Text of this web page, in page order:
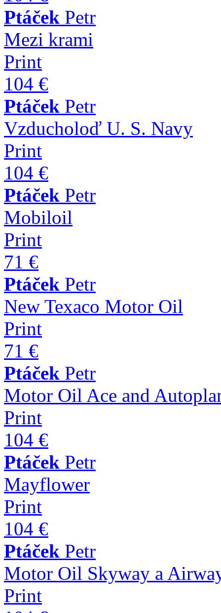
Ptáček Petr
Mezi krami
Print
104 €
Ptáček Petr
Vzducholoď U. S. Navy
Print
104 €
Ptáček Petr
Mobiloil
Print
71 €
Ptáček Petr
New Texaco Motor Oil
Print
71 €
Ptáček Petr
Motor Oil Ace and
Print
104 €
Ptáček Petr
Mayflower
Print
104 €
Ptáček Petr
Motor Oil Skyway a
Print